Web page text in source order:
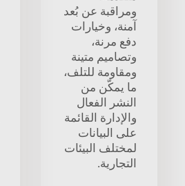
ومراقبة عن بُعد
آمنة، وخيارات
دفع مرنة،
وتصاميم متينة
ومقاومة للتلف،
ما يمكّن من
النشر الفعال
والإدارة القائمة
على البيانات
لمختلف البيئات
التجارية.